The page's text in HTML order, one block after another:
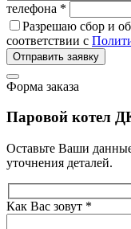
телефона *
Разрешаю сбор и
соответствии с
Отправить заявку
Форма заказа
Паровой котел
Оставьте Ваши
уточнения деталей.
Как Вас зовут *